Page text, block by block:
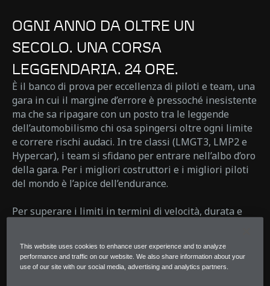
OGNI ANNO DA OLTRE UN
SECOLO. UNA CORSA
LEGGENDARIA. 24 ORE.
È il banco di prova per eccellenza di piloti e team, una
gara in cui il margine d’errore è pressoché inesistente
ma che sa ripagare con un posto tra le leggende
dell’automobilismo chi osa spingersi oltre ogni limite
e correre rischi audaci. In tre classi (LMGT3, LMP2 e
Hypercar), i team si sfidano per entrare nell’albo d’oro
della gara. Per i migliori costruttori e i migliori piloti
del mondo è l’apice dell’endurance.
Per superare i limiti in termini di velocità, durata e
ciecamente. Ogni turno di guida in gara richiede
strategia, forza e la capacità di prendere decisioni in
This website uses cookies to enhance user experience and to analyze
performance and traffic on our website. We also share information about your
use of our site with our social media, advertising and analytics partners.